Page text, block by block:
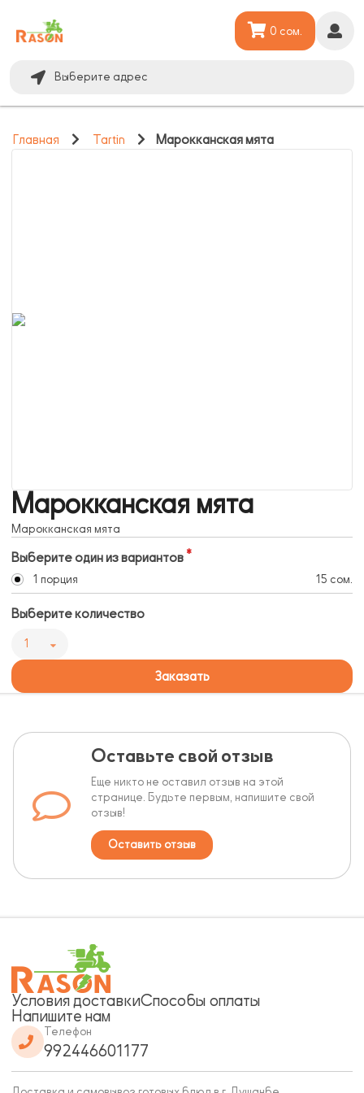
Выберите адрес
0 сом.
Главная Tartin Марокканская мята
Марокканская мята
Марокканская мята
Выберите один из вариантов
1 порция 15 сом.
Выберите количество
1
Заказать
Оставьте свой отзыв
Еще никто не оставил отзыв на этой
странице. Будьте первым, напишите свой
отзыв!
Оставить отзыв
Условия доставкиСпособы оплаты
Напишите нам
Телефон
992446601177